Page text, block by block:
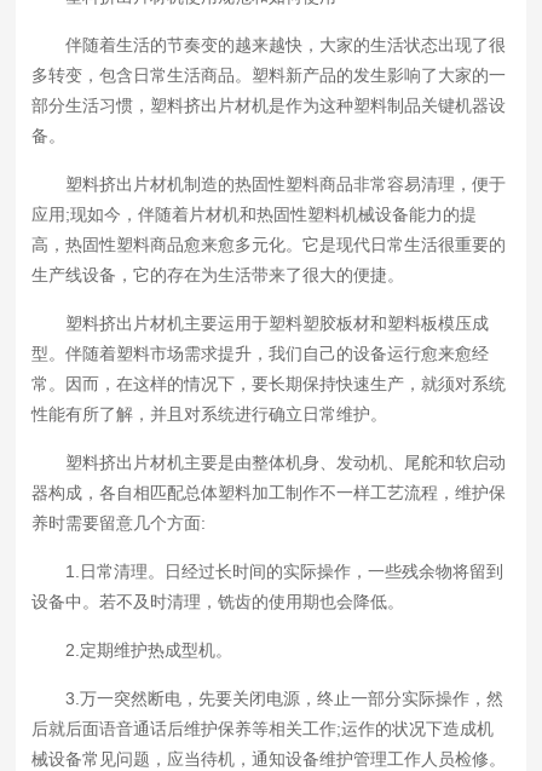
联系
伴随着生活的节奏变的越来越快，大家的生活状态出现了很
多转变，包含日常生活商品。塑料新产品的发生影响了大家的一
部分生活习惯，塑料挤出片材机是作为这种塑料制品关键机器设
备。
塑料挤出片材机制造的热固性塑料商品非常容易清理，便于
应用;现如今，伴随着片材机和热固性塑料机械设备能力的提
高，热固性塑料商品愈来愈多元化。它是现代日常生活很重要的
生产线设备，它的存在为生活带来了很大的便捷。
塑料挤出片材机主要运用于塑料塑胶板材和塑料板模压成
型。伴随着塑料市场需求提升，我们自己的设备运行愈来愈经
常。因而，在这样的情况下，要长期保持快速生产，就须对系统
性能有所了解，并且对系统进行确立日常维护。
塑料挤出片材机主要是由整体机身、发动机、尾舵和软启动
器构成，各自相匹配总体塑料加工制作不一样工艺流程，维护保
养时需要留意几个方面:
1.日常清理。日经过长时间的实际操作，一些残余物将留到
设备中。若不及时清理，铣齿的使用期也会降低。
2.定期维护热成型机。
3.万一突然断电，先要关闭电源，终止一部分实际操作，然
后就后面语音通话后维护保养等相关工作;运作的状况下造成机
械设备常见问题，应当待机，通知设备维护管理工作人员检修。